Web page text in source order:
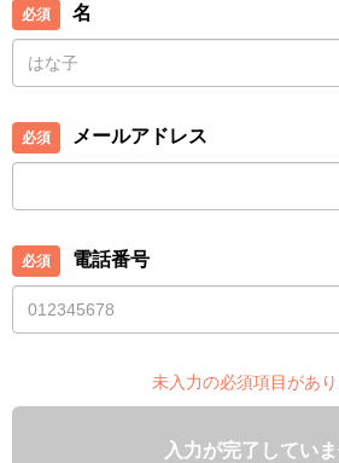
名
メールアドレス
電話番号
未入力の必須項目があり